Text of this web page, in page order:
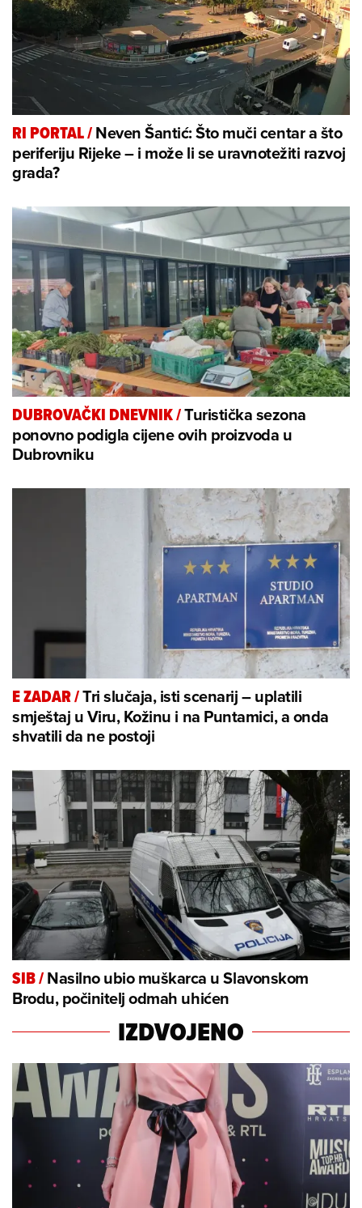
RI PORTAL/Neven Šantić: Što muči centar a što
periferiju Rijeke – i može li se uravnotežiti razvoj
grada?
DUBROVAČKI DNEVNIK/Turistička sezona
ponovno podigla cijene ovih proizvoda u
Dubrovniku
E ZADAR/Tri slučaja, isti scenarij – uplatili
smještaj u Viru, Kožinu i na Puntamici, a onda
shvatili da ne postoji
SIB/Nasilno ubio muškarca u Slavonskom
Brodu, počinitelj odmah uhićen
IZDVOJENO